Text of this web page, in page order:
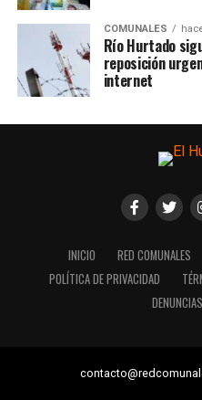
COMUNALES
Río Hurtado
reposición
internet
INICIO RED COMUNALES
POLÍTICA DE PRIVACIDAD
DENUNCIAS